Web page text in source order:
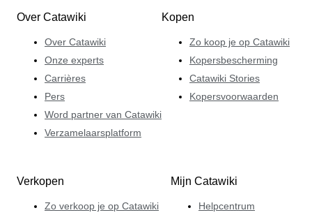
Over Catawiki
Over Catawiki
Onze experts
Carrières
Pers
Word partner van Catawiki
Verzamelaarsplatform
Kopen
Zo koop je op Catawiki
Kopersbescherming
Catawiki Stories
Kopersvoorwaarden
Verkopen
Zo verkoop je op Catawiki
Mijn Catawiki
Helpcentrum